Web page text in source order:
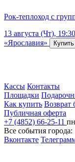
Рок-теплоход с
13 августа (Чт), 19:30
«Ярославия»
Кассы Контакты
Площадки
Как купить Возврат
Публичная оферта
+7 (4852) 66-25-11
Все события города:
Вконтакте